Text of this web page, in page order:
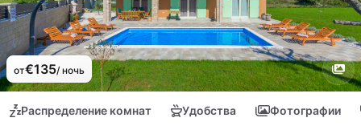
от€135/ ночь
Распределение комнат Удобства Фотографии